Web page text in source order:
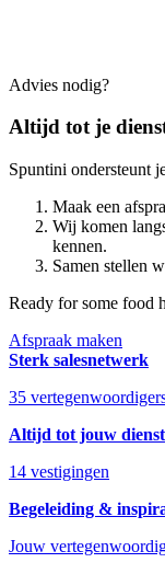
Advies nodig?
Altijd tot je
Spuntini ondersteunt
Maak een
Wij komen
kennen.
Samen stellen
Ready for some food
Afspraak maken
Sterk salesnetwerk
35
Altijd tot jouw dienst
14 vestigingen
Begeleiding &
Jouw